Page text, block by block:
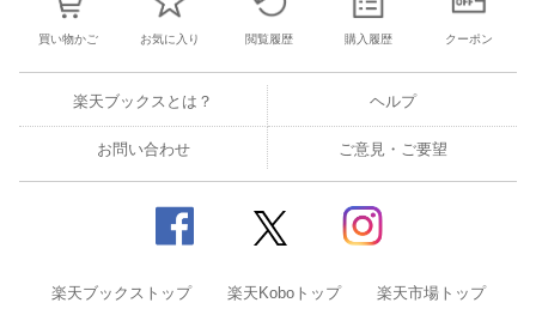
買い物かご お気に入り 閲覧履歴 購入履歴 クーポン
楽天ブックスとは？ ヘルプ
お問い合わせ ご意見・ご要望
楽天ブックストップ 楽天Koboトップ 楽天市場トップ